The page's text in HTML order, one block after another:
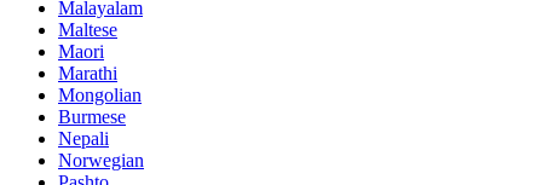
Malayalam
Maltese
Maori
Marathi
Mongolian
Burmese
Nepali
Norwegian